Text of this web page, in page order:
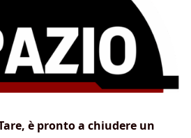
è pronto a chiudere un